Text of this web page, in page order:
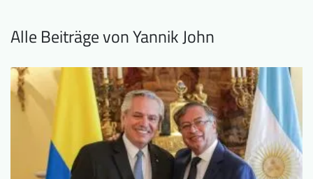
Alle Beiträge von Yannik John